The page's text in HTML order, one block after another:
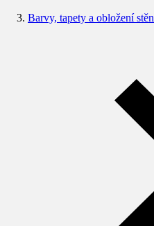
Barvy, tapety a obložení stěn